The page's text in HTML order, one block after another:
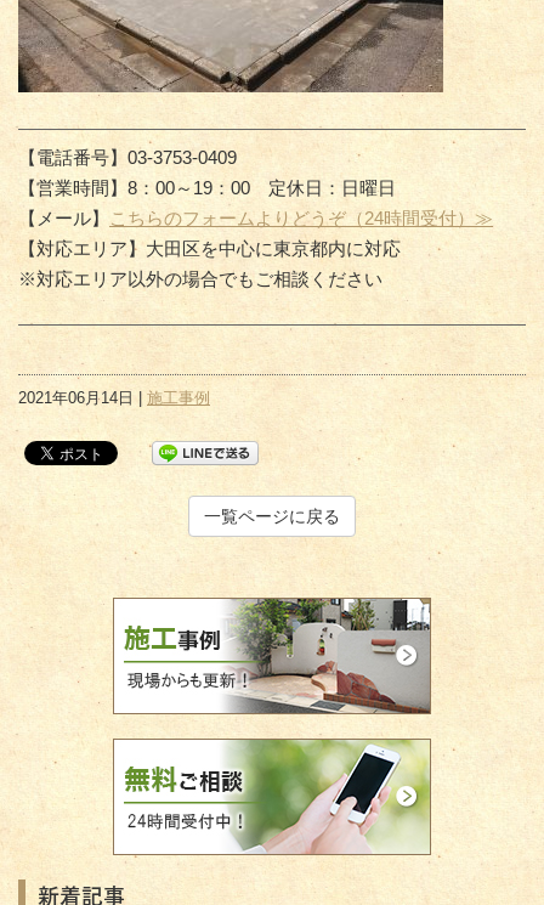
【電話番号】03-3753-0409
【営業時間】8：00～19：00 定休日：日曜日
【メール】
こちらのフォームよりどうぞ（24時間受付）≫
【対応エリア】大田区を中心に東京都内に対応
※対応エリア以外の場合でもご相談ください
2021年06月14日 | 施工事例
一覧ページに戻る
新着記事